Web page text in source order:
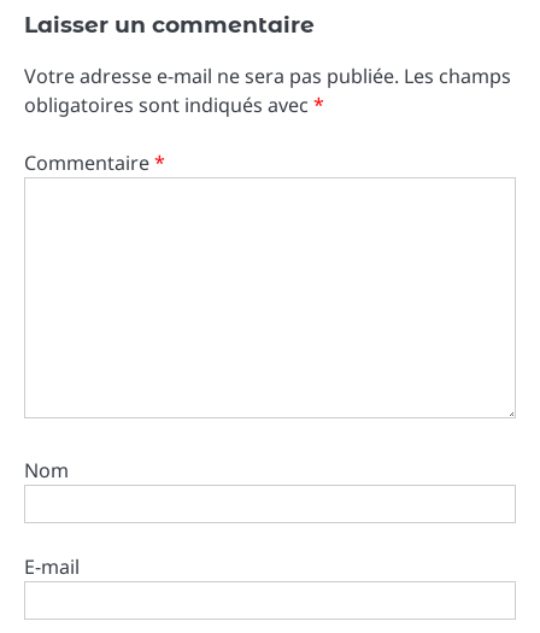
Laisser un commentaire
Votre adresse e-mail ne sera pas publiée. Les champs
obligatoires sont indiqués avec *
Commentaire*
Nom
E-mail